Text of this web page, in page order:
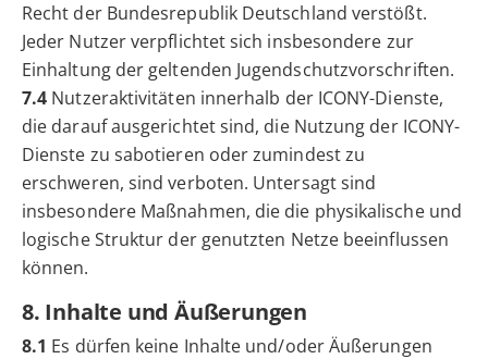
Recht der Bundesrepublik Deutschland verstößt.
Jeder Nutzer verpflichtet sich insbesondere zur
Einhaltung der geltenden Jugendschutzvorschriften.
7.4 Nutzeraktivitäten innerhalb der ICONY-Dienste,
die darauf ausgerichtet sind, die Nutzung der ICONY-
Dienste zu sabotieren oder zumindest zu
erschweren, sind verboten. Untersagt sind
insbesondere Maßnahmen, die die physikalische und
logische Struktur der genutzten Netze beeinflussen
können.
8. Inhalte und Äußerungen
8.1 Es dürfen keine Inhalte und/oder Äußerungen